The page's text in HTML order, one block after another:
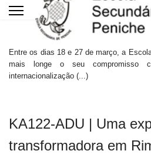
ERASMUS+
Entre os dias 18 e 27 de março, a
mais longe o seu compromisso
internacionalização (...)
KA122-ADU | Uma
transformadora em